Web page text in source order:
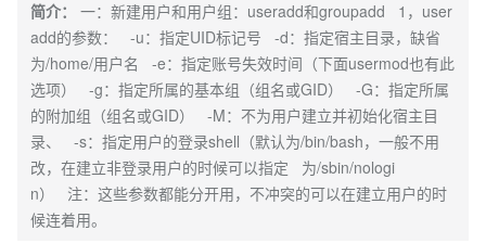
简介：
一：新建用户和用户组：useradd和groupadd 1，user
add的参数： -u：指定UID标记号 -d：指定宿主目录，缺省
为/home/用户名 -e：指定账号失效时间（下面usermod也有此
选项） -g：指定所属的基本组（组名或GID） -G：指定所属
的附加组（组名或GID） -M：不为用户建立并初始化宿主目
录、 -s：指定用户的登录shell（默认为/bin/bash，一般不用
改，在建立非登录用户的时候可以指定 为/sbin/nologi
n） 注：这些参数都能分开用，不冲突的可以在建立用户的时
候连着用。